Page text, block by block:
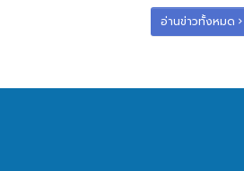
อ่านข่าวทั้งหมด